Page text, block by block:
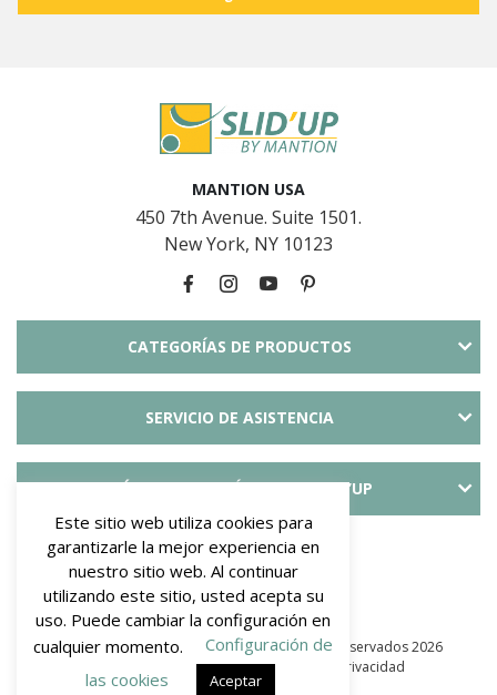
MANTION USA
450 7th Avenue. Suite 1501.
New York, NY 10123
CATEGORÍAS DE PRODUCTOS
SERVICIO DE ASISTENCIA
MÁS INFORMACIÓN SOBRE SLID’UP
PAYMENT METHODS
© Mantion NA - SLID’UP. Todos los derechos reservados 2026
Términos y Condiciones–Política de privacidad
Este sitio web utiliza cookies para
garantizarle la mejor experiencia en
nuestro sitio web. Al continuar
utilizando este sitio, usted acepta su
uso. Puede cambiar la configuración en
cualquier momento.
Configuración de
las cookies
Aceptar